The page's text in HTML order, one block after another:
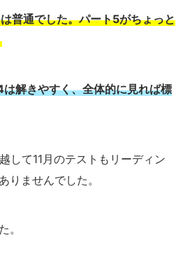
普通でした。パート5がちょっと
解きやすく、全体的に見れば標
して11月のテストもリーディン
りませんでした。
。